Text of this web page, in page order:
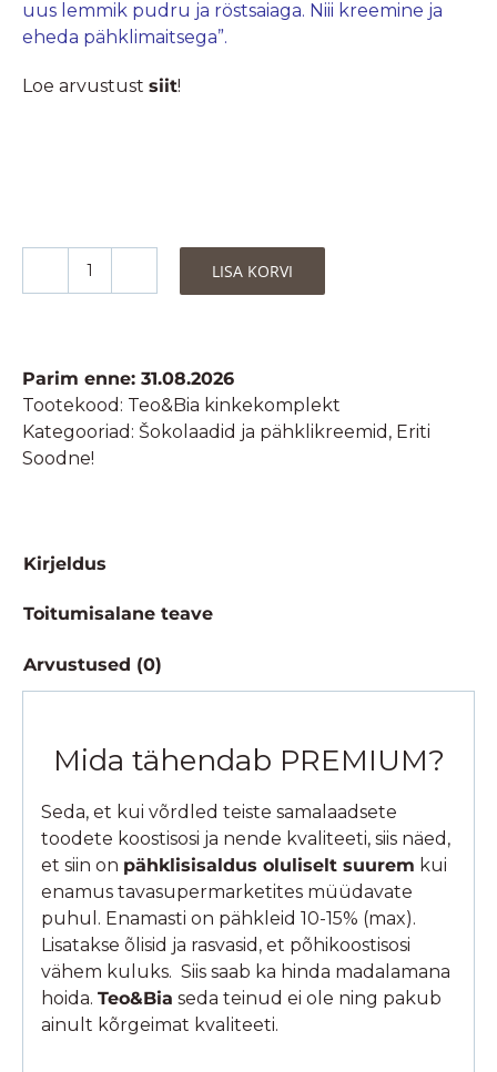
uus lemmik pudru ja röstsaiaga. Niii kreemine ja
eheda pähklimaitsega”.
Loe arvustust siit!
Teo&Bia
Kinkekomplekt
kogus
LISA KORVI
Parim enne: 31.08.2026
Tootekood: Teo&Bia kinkekomplekt
Kategooriad: Šokolaadid ja pähklikreemid , Eriti
Soodne!
Kirjeldus
Toitumisalane teave
Arvustused (0)
Mida tähendab PREMIUM?
Seda, et kui võrdled teiste samalaadsete
toodete koostisosi ja nende kvaliteeti, siis näed,
et siin on pähklisisaldus oluliselt suurem kui
enamus tavasupermarketites müüdavate
puhul. Enamasti on pähkleid 10-15% (max).
Lisatakse õlisid ja rasvasid, et põhikoostisosi
vähem kuluks. Siis saab ka hinda madalamana
hoida.Teo&Bia seda teinud ei ole ning pakub
ainult kõrgeimat kvaliteeti.